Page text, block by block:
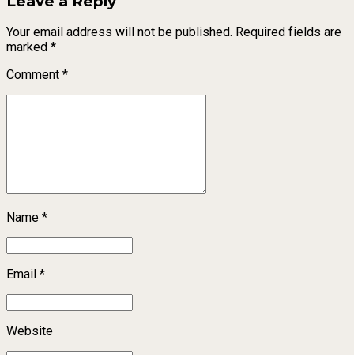
Your email address will not be published. Required fields are
marked *
Comment *
Name *
Email *
Website